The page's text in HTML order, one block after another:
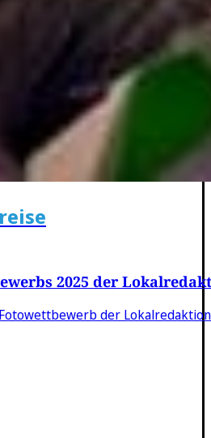
2025 der
der